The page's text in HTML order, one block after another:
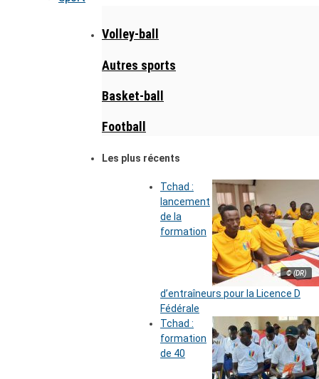
Volley-ball
Autres sports
Basket-ball
Football
Les plus récents
© (DR)
Tchad :
lancement
de la
formation
d’entraîneurs pour la Licence D
Fédérale
Tchad :
formation
de 40